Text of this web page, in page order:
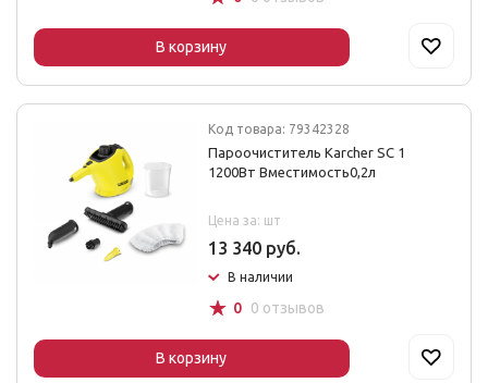
В корзину
Код товара: 79342328
Пароочиститель Karcher SC 1
1200Вт Вместимость0,2л
Цена за: шт
13 340 руб.
В наличии
☆ 0 0 отзывов
В корзину